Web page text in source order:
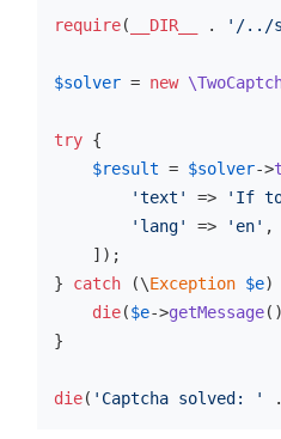
require( __DIR__ . '/../
$solver = new
try {
$result = $solver->
'text'
=>
'If
'lang'
=> 'en' ,
    ]);
} catch (\Exception $e)
die($e->getMessage
}
die( 'Captcha solved: '